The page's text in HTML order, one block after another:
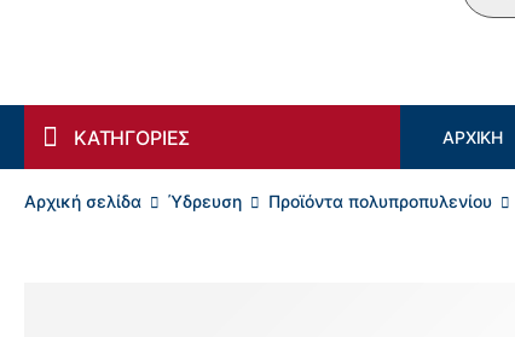
ΚΑΤΗΓΟΡΙΕΣ ΑΡΧΙΚΉ
Αρχική σελίδα Ύδρευση Προϊόντα πολυπροπυλενίου